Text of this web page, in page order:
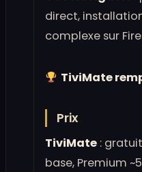
direct,
complexe sur
TiviMate
Prix
TiviMate :
base, Premium